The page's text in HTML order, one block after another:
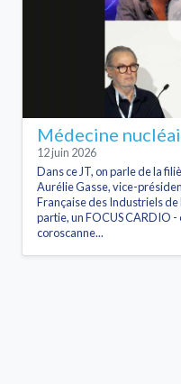
Médecine
12 juin 2026
Dans ce JT, on parle de la
Aurélie Gasse, vice-
Française des Industriels
partie, un FOCUS CARDIO
coroscanne...